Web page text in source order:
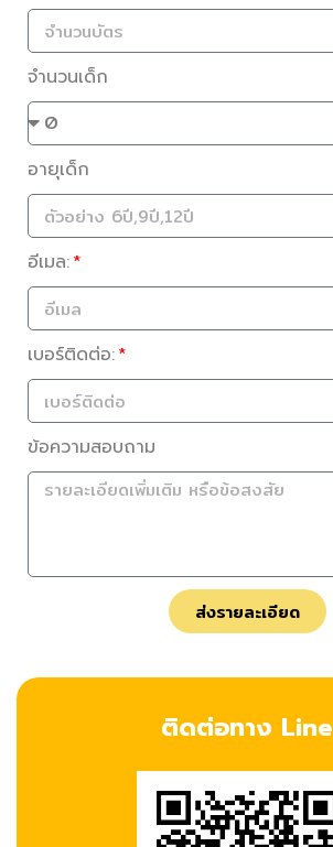
จำนวนเด็ก
อายุเด็ก
อีเมล:
เบอร์ติดต่อ:
ข้อความสอบถาม
ส่งรายละเอียด
ติดต่อทาง Line